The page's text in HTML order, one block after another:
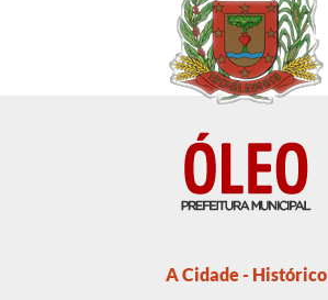
A Cidade - Histórico